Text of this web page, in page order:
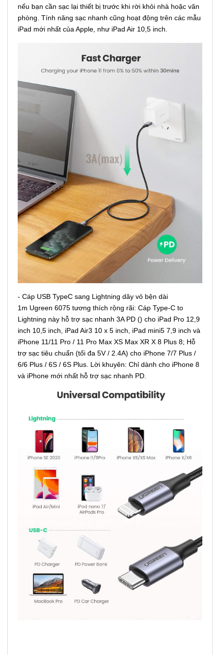
nếu bạn cần sạc lại thiết bị trước khi rời khỏi nhà hoặc văn
phòng. Tính năng sạc nhanh cũng hoạt động trên các mẫu
iPad mới nhất của Apple, như iPad Air 10,5 inch.
- Cáp USB TypeC sang Lightning dây vỏ bện dài
1m Ugreen 6075 tương thích rộng rãi: Cáp Type-C to
Lightning này hỗ trợ sạc nhanh 3A PD () cho iPad Pro 12,9
inch 10,5 inch, iPad Air3 10 x 5 inch, iPad mini5 7,9 inch và
iPhone 11/11 Pro / 11 Pro Max XS Max XR X 8 Plus 8; Hỗ
trợ sạc tiêu chuẩn (tối đa 5V / 2.4A) cho iPhone 7/7 Plus /
6/6 Plus / 6S / 6S Plus. Lời khuyên: Chỉ dành cho iPhone 8
và iPhone mới nhất hỗ trợ sạc nhanh PD.